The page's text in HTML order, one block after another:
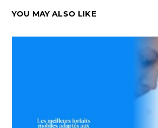
YOU MAY ALSO LIKE